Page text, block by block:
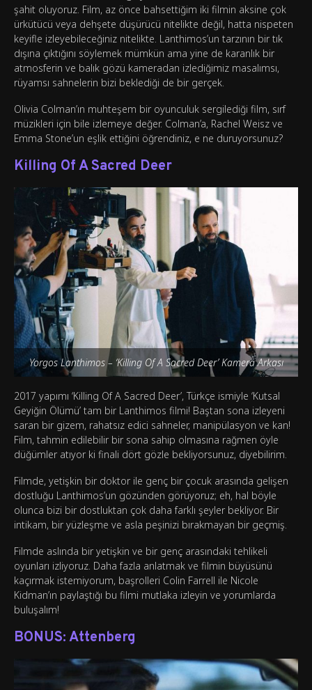
şahit oluyoruz. Film, az önce bahsettiğim iki filmin aksine çok
ürkütücü veya dehşete düşürücü nitelikte değil, hatta nispeten
keyifle izleyebileceğiniz nitelikte. Lanthimos’un tarzının bir tık
dışına çıktığını söylemek mümkün ama yine de karanlık bir
atmosferin ve balık gözü kameradan izlediğimiz masalımsı,
rüyamsı sahnelerin bizi beklediği de bir gerçek.
Olivia Colman’ın muhteşem bir oyunculuk sergilediği film, sırf
müzikleri için bile izlemeye değer. Colman’a, Rachel Weisz ve
Emma Stone’un eşlik ettiğini öğrendiniz, e ne duruyorsunuz?
Killing Of A Sacred Deer
Yorgos Lanthimos – ‘Killing Of A Sacred Deer’ Kamera Arkası
2017 yapımı ‘Killing Of A Sacred Deer’, Türkçe ismiyle ‘Kutsal
Geyiğin Ölümü’ tam bir Lanthimos filmi! Baştan sona izleyeni
saran bir gizem, rahatsız edici sahneler, manipülasyon ve kan!
Film, tahmin edilebilir bir sona sahip olmasına rağmen öyle
düğümler atıyor ki finali dört gözle bekliyorsunuz, diyebilirim.
Filmde, yetişkin bir doktor ile genç bir çocuk arasında gelişen
dostluğu Lanthimos’un gözünden görüyoruz; eh, hal böyle
olunca bizi bir dostluktan çok daha farklı şeyler bekliyor. Bir
intikam, bir yüzleşme ve asla peşinizi bırakmayan bir geçmiş.
Filmde aslında bir yetişkin ve bir genç arasındaki tehlikeli
oyunları izliyoruz. Daha fazla anlatmak ve filmin büyüsünü
kaçırmak istemiyorum, başrolleri Colin Farrell ile Nicole
Kidman’ın paylaştığı bu filmi mutlaka izleyin ve yorumlarda
buluşalım!
BONUS: Attenberg